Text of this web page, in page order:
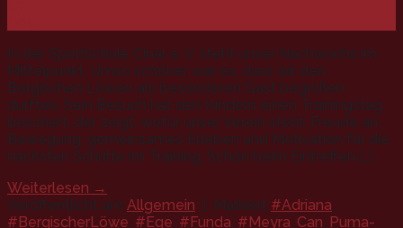
In der Sportschule Cinar e. V. steht unser Nachwuchs im
Mittelpunkt. Umso schöner war es, dass wir den
Bergischen Löwen als besonderen Gast begrüßen
durften. Sein Besuch hat den Kindern einen Trainingstag
beschert, der zeigt, wofür unser Verein steht: Freude an
Bewegung, gemeinsames Erleben und Motivation für die
nächsten Schritte im Training. Schon beim Eintreffen […]
Weiterlesen →
Veröffentlicht am Allgemein Markiert #Adriana,
#BergischerLöwe, #Ege, #Funda, #Meyra, Can, Puma-